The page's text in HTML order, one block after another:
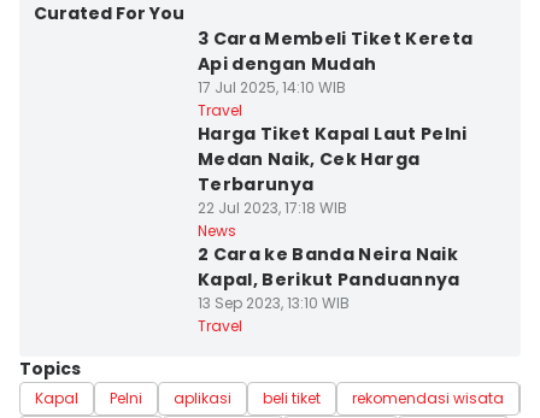
Curated For You
3 Cara Membeli Tiket Kereta
Api dengan Mudah
17 Jul 2025, 14:10 WIB
Travel
Harga Tiket Kapal Laut Pelni
Medan Naik, Cek Harga
Terbarunya
22 Jul 2023, 17:18 WIB
News
2 Cara ke Banda Neira Naik
Kapal, Berikut Panduannya
13 Sep 2023, 13:10 WIB
Travel
Topics
Kapal Pelni aplikasi beli tiket rekomendasi wisata